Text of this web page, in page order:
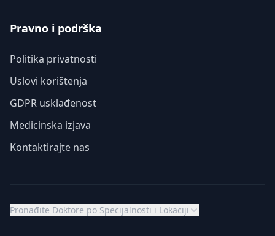
Pravno i podrška
Politika privatnosti
Uslovi korištenja
GDPR usklađenost
Medicinska izjava
Kontaktirajte nas
Pronađite Doktore po Specijalnosti i Lokaciji